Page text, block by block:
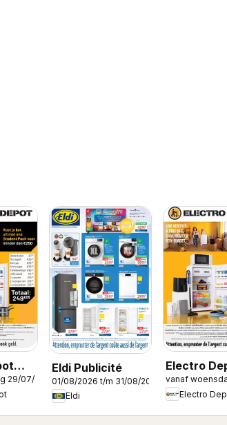
29/07/2026
Eldi Publicité
01/08/2026 t/m 31/08/2026
Eldi
Electro
Publicité
vanaf
Electro